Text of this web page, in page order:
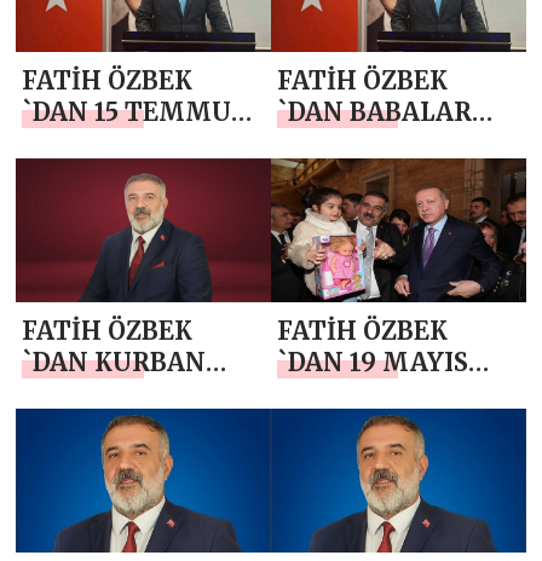
FATİH ÖZBEK
`DAN 15 TEMMUZ
MİLLİ BİRLİK
GÜNÜ MESAJI
FATİH ÖZBEK
`DAN BABALAR
FATİH ÖZBEK
`DAN KURBAN
FATİH ÖZBEK
`DAN 19 MAYIS
ANMA, GENÇLİK
VE SPOR BAYRAMI
MESAJI